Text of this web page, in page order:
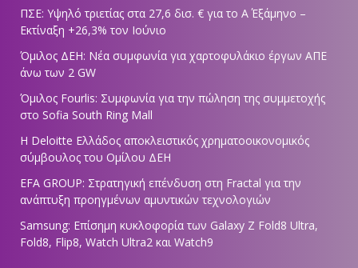
ΠΣΕ: Υψηλό τριετίας στα 27,6 δισ. € για το Α΄ Εξάμηνο –
Εκτίναξη +26,3% τον Ιούνιο
Όμιλος ΔΕΗ: Νέα συμφωνία για χαρτοφυλάκιο έργων ΑΠΕ
άνω των 2 GW
Όμιλος Fourlis: Συμφωνία για την πώληση της συμμετοχής
στο Sofia South Ring Mall
Η Deloitte Ελλάδος αποκλειστικός χρηματοοικονομικός
σύμβουλος του Ομίλου ΔΕΗ
EFA GROUP: Στρατηγική επένδυση στη Fractal για την
ανάπτυξη προηγμένων αμυντικών τεχνολογιών
Samsung: Επίσημη κυκλοφορία των Galaxy Z Fold8 Ultra,
Fold8, Flip8, Watch Ultra2 και Watch9